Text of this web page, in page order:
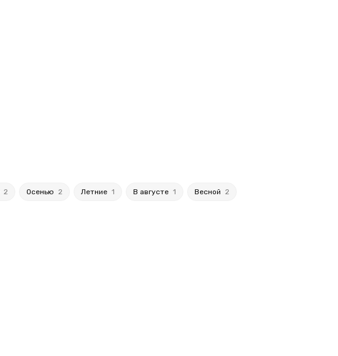
2 Осенью 2 Летние 1 В августе 1 Весной 2